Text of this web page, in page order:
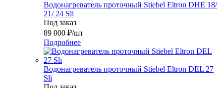
Водонагреватель проточный Stiebel Eltron DHE 18/
21/ 24 Sli
Под заказ
89 000 ₽/шт
Подробнее
Водонагреватель проточный Stiebel Eltron DEL 27
Sli